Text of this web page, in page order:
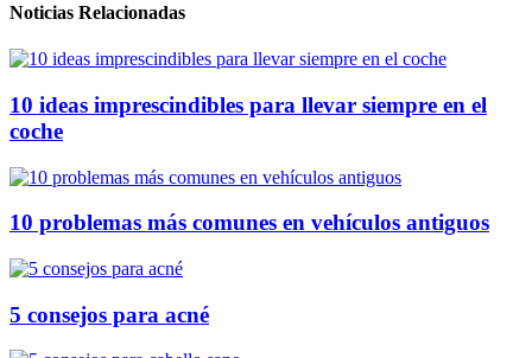
Noticias Relacionadas
10 ideas imprescindibles para llevar siempre en el
coche
10 problemas más comunes en vehículos antiguos
5 consejos para acné